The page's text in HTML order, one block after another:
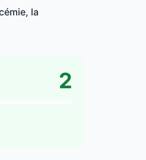
la
2